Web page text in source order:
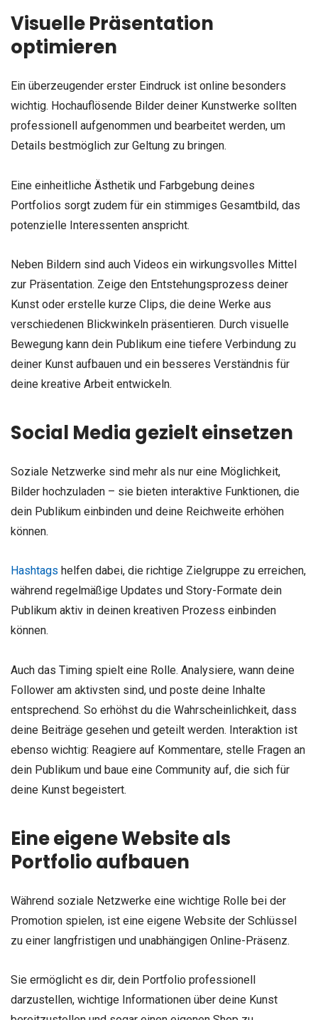
Visuelle Präsentation
optimieren
Ein überzeugender erster Eindruck ist online besonders
wichtig. Hochauflösende Bilder deiner Kunstwerke sollten
professionell aufgenommen und bearbeitet werden, um
Details bestmöglich zur Geltung zu bringen.
Eine einheitliche Ästhetik und Farbgebung deines
Portfolios sorgt zudem für ein stimmiges Gesamtbild, das
potenzielle Interessenten anspricht.
Neben Bildern sind auch Videos ein wirkungsvolles Mittel
zur Präsentation. Zeige den Entstehungsprozess deiner
Kunst oder erstelle kurze Clips, die deine Werke aus
verschiedenen Blickwinkeln präsentieren. Durch visuelle
Bewegung kann dein Publikum eine tiefere Verbindung zu
deiner Kunst aufbauen und ein besseres Verständnis für
deine kreative Arbeit entwickeln.
Social Media gezielt einsetzen
Soziale Netzwerke sind mehr als nur eine Möglichkeit,
Bilder hochzuladen – sie bieten interaktive Funktionen, die
dein Publikum einbinden und deine Reichweite erhöhen
können.
Hashtags helfen dabei, die richtige Zielgruppe zu erreichen,
während regelmäßige Updates und Story-Formate dein
Publikum aktiv in deinen kreativen Prozess einbinden
können.
Auch das Timing spielt eine Rolle. Analysiere, wann deine
Follower am aktivsten sind, und poste deine Inhalte
entsprechend. So erhöhst du die Wahrscheinlichkeit, dass
deine Beiträge gesehen und geteilt werden. Interaktion ist
ebenso wichtig: Reagiere auf Kommentare, stelle Fragen an
dein Publikum und baue eine Community auf, die sich für
deine Kunst begeistert.
Eine eigene Website als
Portfolio aufbauen
Während soziale Netzwerke eine wichtige Rolle bei der
Promotion spielen, ist eine eigene Website der Schlüssel
zu einer langfristigen und unabhängigen Online-Präsenz.
Sie ermöglicht es dir, dein Portfolio professionell
darzustellen, wichtige Informationen über deine Kunst